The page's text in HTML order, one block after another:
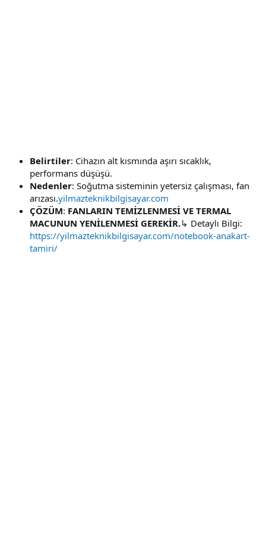
Belirtiler: Cihazın alt kısmında aşırı sıcaklık,
performans düşüşü.
Nedenler: Soğutma sisteminin yetersiz çalışması, fan
arızası.yilmazteknikbilgisayar.com
ÇÖZÜM: FANLARIN TEMİZLENMESİ VE TERMAL
MACUNUN YENİLENMESİ GEREKİR.↳ Detaylı Bilgi:
https://yilmazteknikbilgisayar.com/notebook-anakart-
tamiri/